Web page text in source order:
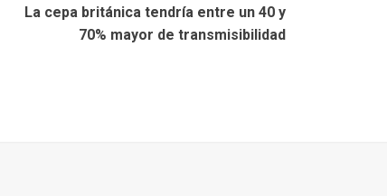
La cepa británica tendría entre un 40 y
70% mayor de transmisibilidad